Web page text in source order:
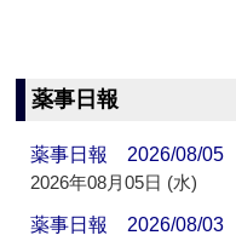
薬事日報
薬事日報 2026/08/05
2026年08月05日 (水)
薬事日報 2026/08/03